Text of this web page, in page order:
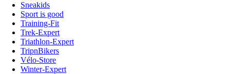
Sneakids
Sport is good
Training-Fit
Trek-Expert
Triathlon-Expert
TripnBikers
Vélo-Store
Winter-Expert